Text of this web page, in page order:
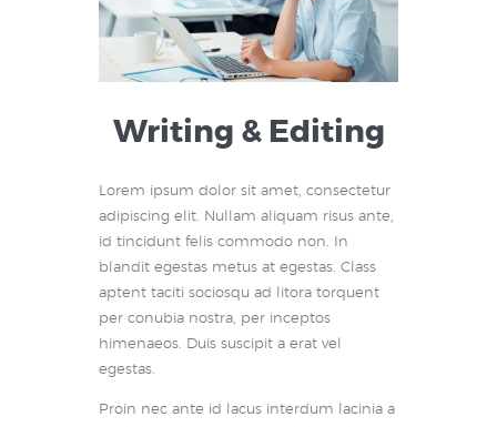
Writing & Editing
Lorem ipsum dolor sit amet, consectetur
adipiscing elit. Nullam aliquam risus ante,
id tincidunt felis commodo non. In
blandit egestas metus at egestas. Class
aptent taciti sociosqu ad litora torquent
per conubia nostra, per inceptos
himenaeos. Duis suscipit a erat vel
egestas.
Proin nec ante id lacus interdum lacinia a